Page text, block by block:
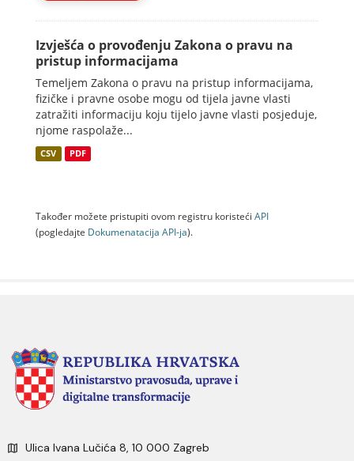
Izvješća o provođenju Zakona o pravu na
pristup informacijama
Temeljem Zakona o pravu na pristup informacijama,
fizičke i pravne osobe mogu od tijela javne vlasti
zatražiti informaciju koju tijelo javne vlasti posjeduje,
njome raspolaže...
CSV PDF
Također možete pristupiti ovom registru koristeći API
(pogledajte Dokumenаtаcijа API-jа).